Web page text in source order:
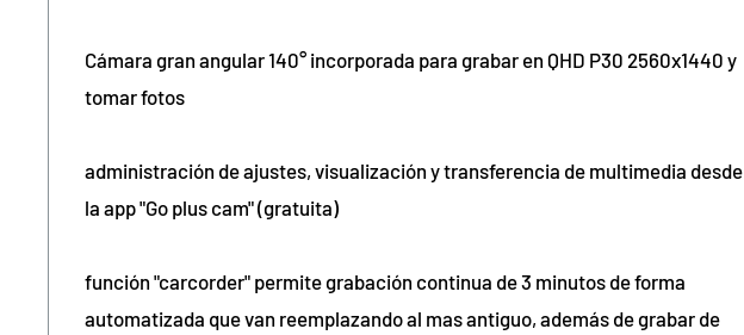
Cámara gran angular 140° incorporada para grabar en QHD P30 2560x1440 y
tomar fotos
administración de ajustes, visualización y transferencia de multimedia desde
la app "Go plus cam" (gratuita)
función "carcorder" permite grabación continua de 3 minutos de forma
automatizada que van reemplazando al mas antiguo, además de grabar de